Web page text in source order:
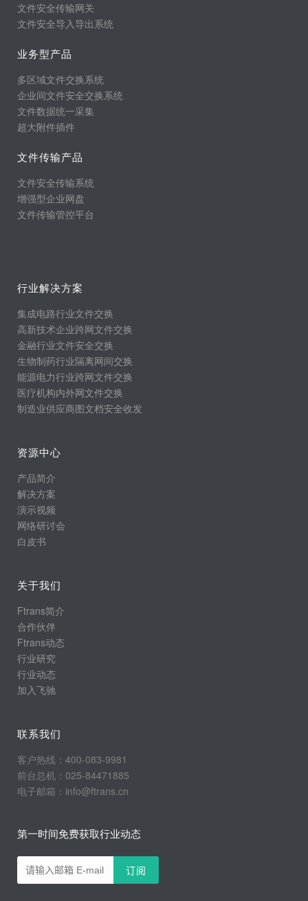
文件安全传输网关
文件安全导入导出系统
业务型产品
多区域文件交换系统
企业间文件安全交换系统
文件数据统一采集
超大附件插件
文件传输产品
文件安全传输系统
增强型企业网盘
文件传输管控平台
行业解决方案
集成电路行业文件交换
高新技术企业跨网文件交换
金融行业文件安全交换
生物制药行业隔离网间交换
能源电力行业跨网文件交换
医疗机构内外网文件交换
制造业供应商图文档安全收发
资源中心
产品简介
解决方案
演示视频
网络研讨会
白皮书
关于我们
Ftrans简介
合作伙伴
Ftrans动态
行业研究
行业动态
加入飞驰
联系我们
客户热线：400-083-9981
前台总机：025-84471885
电子邮箱：info@ftrans.cn
第一时间免费获取行业动态